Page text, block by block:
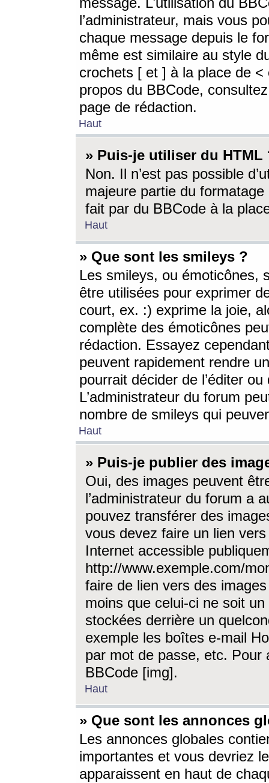
l’administrateur, mais vous
chaque message depuis le
même est similaire au style
crochets [ et ] à la place de <
propos du BBCode,
page de rédaction.
Haut
» Puis-je utiliser du HTML
Non. Il n’est pas possible
majeure partie du
fait par du BBCode à la
Haut
» Que sont les smileys ?
Les smileys, ou émoticônes,
être utilisées pour exprimer
court, ex. :) exprime la joie,
complète des émoticônes
rédaction. Essayez
peuvent rapidement rendre
pourrait décider de l’éditer
L’administrateur du forum
nombre de smileys qui
Haut
» Puis-je publier des
Oui, des images peuvent
l’administrateur du forum a
pouvez transférer des
vous devez faire un lien
Internet accessible
http://www.exemple.com/
faire de lien vers des
moins que celui-ci ne soit
stockées derrière un
exemple les boîtes e-mail
par mot de passe, etc. Pour
BBCode [img].
Haut
» Que sont les annonces
Les annonces globales
importantes et vous devriez
apparaissent en haut de